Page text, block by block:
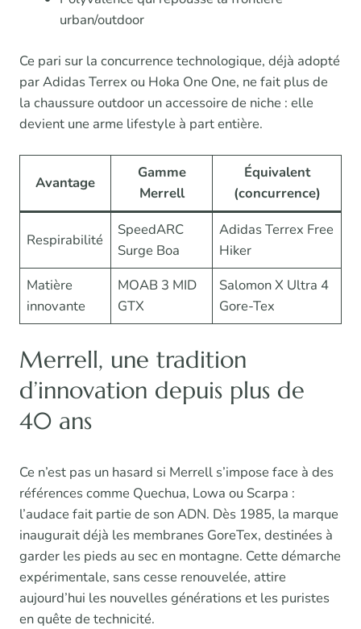
urban/outdoor
Ce pari sur la concurrence technologique, déjà adopté
par Adidas Terrex ou Hoka One One, ne fait plus de
la chaussure outdoor un accessoire de niche : elle
devient une arme lifestyle à part entière.
Avantage
Gamme
Merrell
Équivalent
(concurrence)
Respirabilité
SpeedARC
Surge Boa
Adidas Terrex Free
Hiker
Matière
innovante
MOAB 3 MID
GTX
Salomon X Ultra 4
Gore-Tex
Merrell, une tradition
d’innovation depuis plus de
40 ans
Ce n’est pas un hasard si Merrell s’impose face à des
références comme Quechua, Lowa ou Scarpa :
l’audace fait partie de son ADN. Dès 1985, la marque
inaugurait déjà les membranes GoreTex, destinées à
garder les pieds au sec en montagne. Cette démarche
expérimentale, sans cesse renouvelée, attire
aujourd’hui les nouvelles générations et les puristes
en quête de technicité.